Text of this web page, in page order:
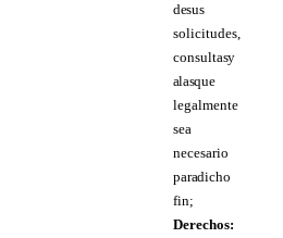
de sus
solicitudes,
consultas y
a las que
legalmente
sea
necesario
para dicho
fin;
Derechos: